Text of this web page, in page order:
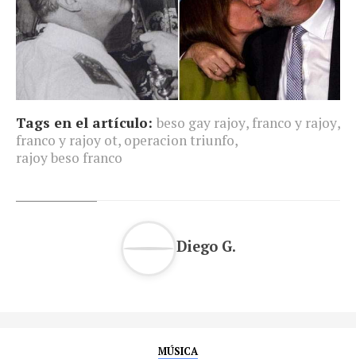
Tags en el artículo: beso gay rajoy, franco y rajoy,
franco y rajoy ot, operacion triunfo,
rajoy beso franco
Diego G.
MÚSICA